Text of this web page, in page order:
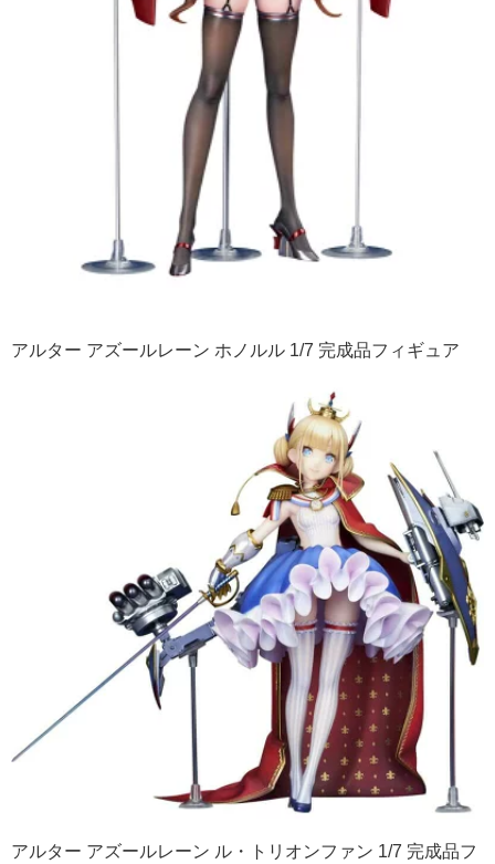
アルター アズールレーン ホノルル 1/7 完成品フィギュア
アルター アズールレーン ル・トリオンファン 1/7 完成品フ